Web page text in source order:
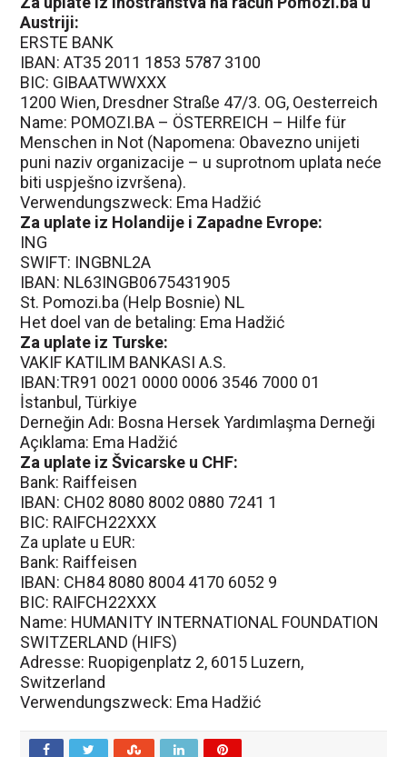
Austriji:
ERSTE BANK
IBAN: AT35 2011 1853 5787 3100
BIC: GIBAATWWXXX
1200 Wien, Dresdner Straße 47/3. OG, Oesterreich
Name: POMOZI.BA – ÖSTERREICH – Hilfe für
Menschen in Not (Napomena: Obavezno unijeti
puni naziv organizacije – u suprotnom uplata neće
biti uspješno izvršena).
Verwendungszweck: Ema Hadžić
Za uplate iz Holandije i Zapadne Evrope:
ING
SWIFT: INGBNL2A
IBAN: NL63INGB0675431905
St. Pomozi.ba (Help Bosnie) NL
Het doel van de betaling: Ema Hadžić
Za uplate iz Turske:
VAKIF KATILIM BANKASI A.S.
IBAN:TR91 0021 0000 0006 3546 7000 01
İstanbul, Türkiye
Derneğin Adı: Bosna Hersek Yardımlaşma Derneği
Açıklama: Ema Hadžić
Za uplate iz Švicarske u CHF:
Bank: Raiffeisen
IBAN: CH02 8080 8002 0880 7241 1
BIC: RAIFCH22XXX
Za uplate u EUR:
Bank: Raiffeisen
IBAN: CH84 8080 8004 4170 6052 9
BIC: RAIFCH22XXX
Name: HUMANITY INTERNATIONAL FOUNDATION
SWITZERLAND (HIFS)
Adresse: Ruopigenplatz 2, 6015 Luzern,
Switzerland
Verwendungszweck: Ema Hadžić